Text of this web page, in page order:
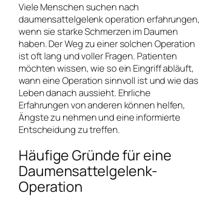
Viele Menschen suchen nach
daumensattelgelenk operation erfahrungen,
wenn sie starke Schmerzen im Daumen
haben. Der Weg zu einer solchen Operation
ist oft lang und voller Fragen. Patienten
möchten wissen, wie so ein Eingriff abläuft,
wann eine Operation sinnvoll ist und wie das
Leben danach aussieht. Ehrliche
Erfahrungen von anderen können helfen,
Ängste zu nehmen und eine informierte
Entscheidung zu treffen.
Häufige Gründe für eine
Daumensattelgelenk-
Operation